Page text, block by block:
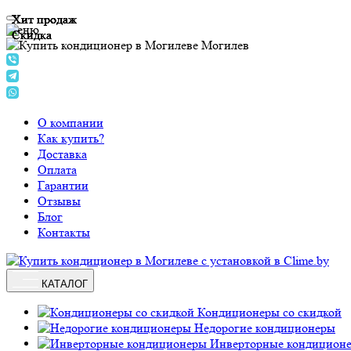
Меню
Могилев
О компании
Как купить?
Доставка
Оплата
Гарантии
Отзывы
Блог
Контакты
КАТАЛОГ
Кондиционеры со скидкой
Недорогие кондиционеры
Инверторные
Хит продаж
Скидка
Хит продаж
Скидка
Хит продаж
Хит продаж
Скидка